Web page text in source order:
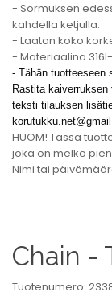
- Sormuksen
kahdella ketjulla.
- Laatan koko
- Materiaalina
- Tähän tuotteeseen
Rastita
teksti tilauksen
HUOM! Tässä
joka on melko
Nimi tai
Chain -
Tuotenumero: